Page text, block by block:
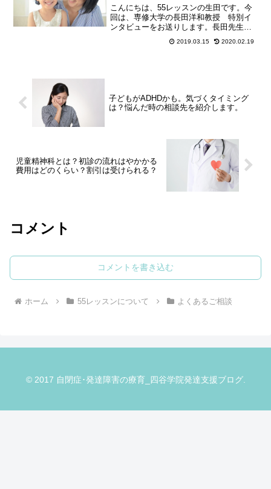
こんにちは、55レッスンの生田です。今
回は、専修大学の長田洋和教授 特別イ
ンタビューをお送りします。長田先生
は、発達障害を持つ子どもやその親の精
神保健について長年研究を進めていらっ
2019.03.15 2020.02.19
子どもがADHDかも。気づくタイミング
は？悩んだ時の相談先を紹介します。
児童精神科とは？初診の流れはやかかる
費用はどのくらい？割引は受けられる？
コメント
コメントを書き込む
ホーム 55レッスンについて よくあるご相談
© 2017 自閉症･発達障害の療育_四谷学院発達支援ブログ.